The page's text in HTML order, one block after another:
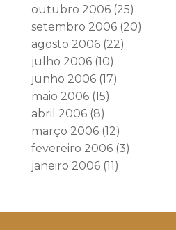
outubro 2006(25)
setembro 2006(20)
agosto 2006(22)
julho 2006(10)
junho 2006(17)
maio 2006(15)
abril 2006(8)
março 2006(12)
fevereiro 2006(3)
janeiro 2006(11)